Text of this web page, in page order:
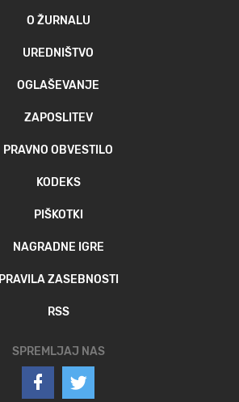
O ŽURNALU
UREDNIŠTVO
OGLAŠEVANJE
ZAPOSLITEV
PRAVNO OBVESTILO
KODEKS
PIŠKOTKI
NAGRADNE IGRE
PRAVILA ZASEBNOSTI
RSS
SPREMLJAJ NAS